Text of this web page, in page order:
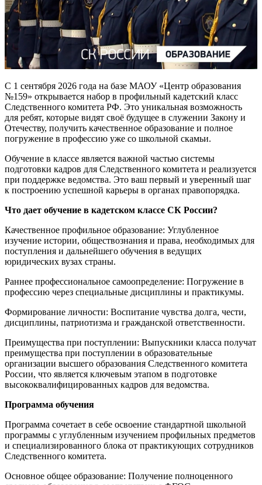
С 1 сентября 2026 года на базе МАОУ «Центр образования
№159» открывается набор в профильный кадетский класс
Следственного комитета РФ. Это уникальная возможность
для ребят, которые видят своё будущее в служении Закону и
Отечеству, получить качественное образование и полное
погружение в профессию уже со школьной скамьи.
Обучение в классе является важной частью системы
подготовки кадров для Следственного комитета и реализуется
при поддержке ведомства. Это ваш первый и уверенный шаг
к построению успешной карьеры в органах правопорядка.
Что дает обучение в кадетском классе СК России?
Качественное профильное образование: Углубленное
изучение истории, обществознания и права, необходимых для
поступления и дальнейшего обучения в ведущих
юридических вузах страны.
Раннее профессиональное самоопределение: Погружение в
профессию через специальные дисциплины и практикумы.
Формирование личности: Воспитание чувства долга, чести,
дисциплины, патриотизма и гражданской ответственности.
Преимущества при поступлении: Выпускники класса получат
преимущества при поступлении в образовательные
организации высшего образования Следственного комитета
России, что является ключевым этапом в подготовке
высококвалифицированных кадров для ведомства.
Программа обучения
Программа сочетает в себе освоение стандартной школьной
программы с углубленным изучением профильных предметов
и специализированного блока от практикующих сотрудников
Следственного комитета.
Основное общее образование: Получение полноценного